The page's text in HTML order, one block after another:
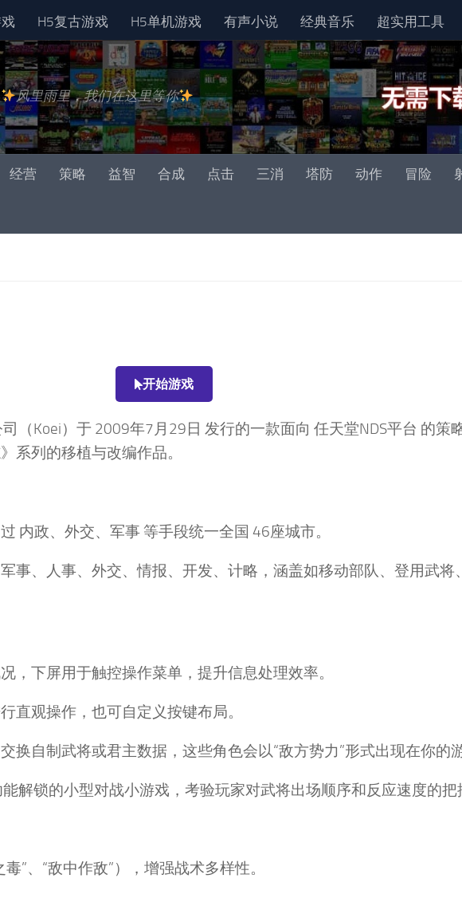
H5复古游戏 H5单机游戏 有声小说 经典音乐 超实用工具
风里雨里，我们在这里等你
经营 策略 益智 合成 点击 三消 塔防 动作 冒险
开始游戏
司（Koei）于 2009年7月29日 发行的一款面向 任天堂NDS平台 的策
系列的移植与改编作品。
内政、外交、军事 等手段统一全国 46座城市。
事、人事、外交、情报、开发、计略，涵盖如移动部队、登用武将
，下屏用于触控操作菜单，提升信息处理效率。
直观操作，也可自定义按键布局。
换自制武将或君主数据，这些角色会以“敌方势力”形式出现在你的游
解锁的小型对战小游戏，考验玩家对武将出场顺序和反应速度的把
”、“敌中作敌”），增强战术多样性。